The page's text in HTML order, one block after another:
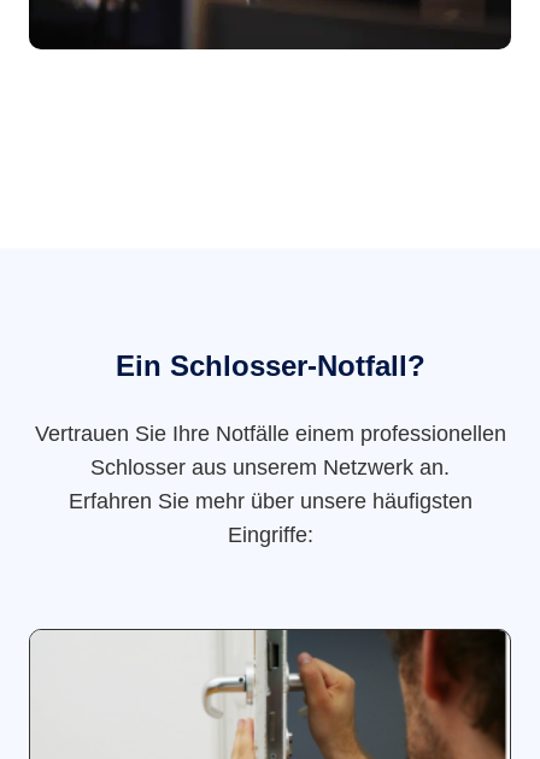
Ein Schlosser-Notfall?
Vertrauen Sie Ihre Notfälle einem professionellen
Schlosser aus unserem Netzwerk an.
Erfahren Sie mehr über unsere häufigsten
Eingriffe: